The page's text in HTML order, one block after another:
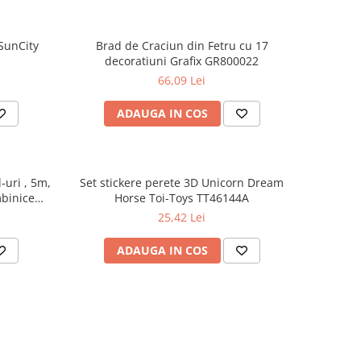
Brad de Craciun din Fetru cu 17
decoratiuni Grafix GR800022
66,09 Lei
ADAUGA IN COS
uri , 5m,
Set stickere perete 3D Unicorn Dream
Horse Toi-Toys TT46144A
25,42 Lei
ADAUGA IN COS